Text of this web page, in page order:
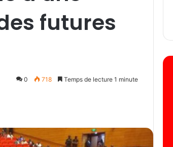
futures
0 718 Temps de lecture 1 minute